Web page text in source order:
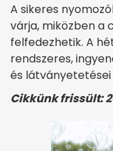
A sikeres
várja, miközben a
felfedezhetik. A
rendszeres,
és
Cikkünk frissült: